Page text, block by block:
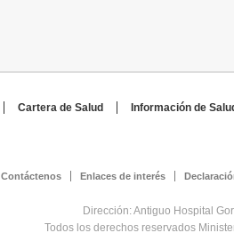
Cartera de Salud
Información de
Contáctenos Enlaces de interés
Dirección: Antiguo Hospital
Todos los derechos reservados